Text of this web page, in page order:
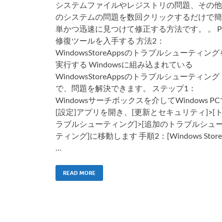
システムファイルやレジストリの問題、その他
のシステムの問題を数回クリックするだけで簡
単かつ迅速に見つけて修正する方法です。 。
修復ツールを入手する 方法2：
WindowsStoreAppsのトラブルシューティング
実行する Windowsに組み込まれている
WindowsStoreAppsのトラブルシューティング
で、問題を解決できます。 ステップ1：
Windowsサーチボックスを介してWindows PC
[設定]アプリを開き、[更新とセキュリティ]>[ト
ラブルシューティング]>[追加のトラブルシュ
ティング]に移動します 手順2：[Windows Store
READ MORE